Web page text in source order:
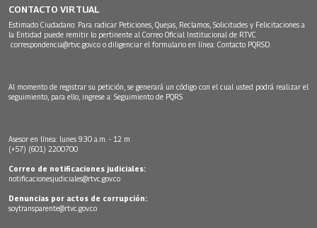
CONTACTO VIRTUAL
Estimado Ciudadano: Para radicar Peticiones, Quejas, Reclamos, Solicitudes y Felicitaciones a
la Entidad puede remitir lo pertinente al Correo Oficial Institucional de RTVC
correspondencia@rtvc.gov.co o diligenciar el formulario en línea: Contacto PQRSD.
Al momento de registrar su petición, se generará un código con el cual usted podrá realizar el
seguimiento, para ello, ingrese a: Seguimiento de PQRS
Asesor en línea: lunes 9:30 a.m. - 12 m
(+57) (601) 2200700
Correo de notificaciones judiciales:
notificacionesjudiciales@rtvc.gov.co
Denuncias por actos de corrupción:
soytransparente@rtvc.gov.co